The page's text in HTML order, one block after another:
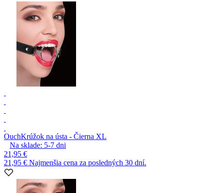
OuchKrúžok na ústa - Čierna XL
Na sklade: 5-7 dni
21,95 €
21,95 € Najmenšia cena za posledných 30 dní.